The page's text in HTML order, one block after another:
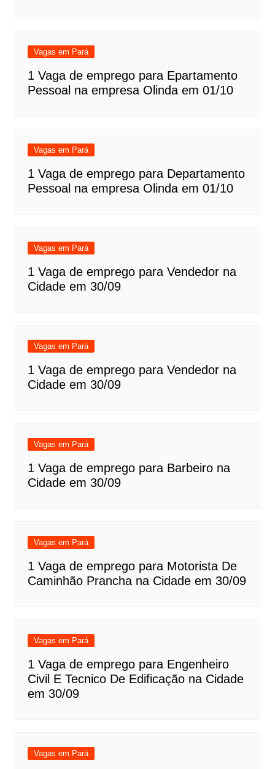
Vagas em Pará
1 Vaga de emprego para Epartamento
Pessoal na empresa Olinda em 01/10
Vagas em Pará
1 Vaga de emprego para Departamento
Pessoal na empresa Olinda em 01/10
Vagas em Pará
1 Vaga de emprego para Vendedor na
Cidade em 30/09
Vagas em Pará
1 Vaga de emprego para Vendedor na
Cidade em 30/09
Vagas em Pará
1 Vaga de emprego para Barbeiro na
Cidade em 30/09
Vagas em Pará
1 Vaga de emprego para Motorista De
Caminhão Prancha na Cidade em 30/09
Vagas em Pará
1 Vaga de emprego para Engenheiro
Civil E Tecnico De Edificação na Cidade
em 30/09
Vagas em Pará